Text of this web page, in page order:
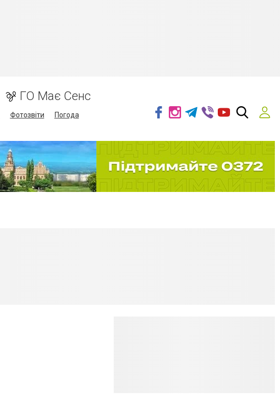
ГО Має Сенс
Фотозвіти
Погода